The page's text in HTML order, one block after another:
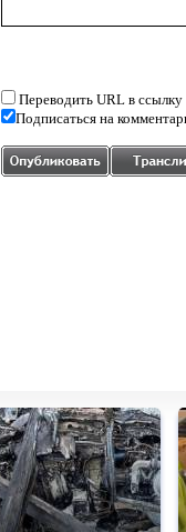
Переводить URL в ссылку
Подписаться на